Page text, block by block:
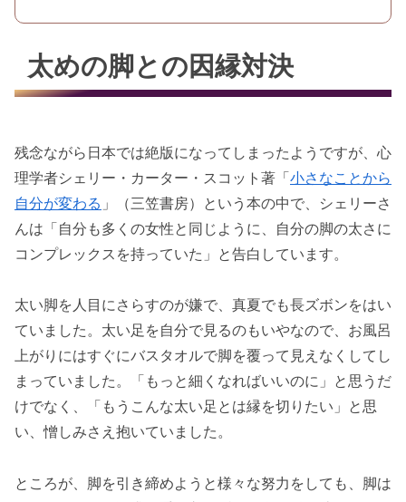
太めの脚との因縁対決
残念ながら日本では絶版になってしまったようですが、心
理学者シェリー・カーター・スコット著「小さなことから
自分が変わる 」（三笠書房）という本の中で、シェリーさ
んは「自分も多くの女性と同じように、自分の脚の太さに
コンプレックスを持っていた」と告白しています。
太い脚を人目にさらすのが嫌で、真夏でも長ズボンをはい
ていました。太い足を自分で見るのもいやなので、お風呂
上がりにはすぐにバスタオルで脚を覆って見えなくしてし
まっていました。「もっと細くなればいいのに」と思うだ
けでなく、「もうこんな太い足とは縁を切りたい」と思
い、憎しみさえ抱いていました。
ところが、脚を引き締めようと様々な努力をしても、脚は